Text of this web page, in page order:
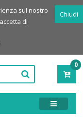
Powered by
0
-
Chiudi
sul nostro
di